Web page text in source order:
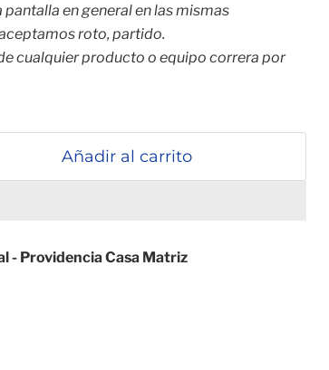
en general en las mismas
roto, partido.
cualquier producto o equipo correra por
Añadir al carrito
- Providencia Casa Matriz